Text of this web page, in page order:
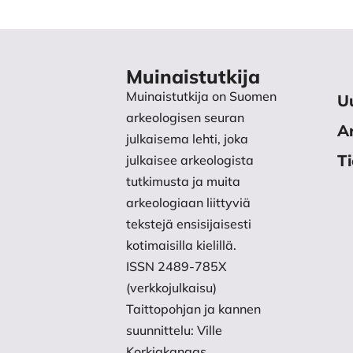
autonomian ajan lopulla. Pro
kulttuurin ja taiteen
Raike, E. 2017. Mies Tähtien
Satakunta XXXIV. Harjavalta:
Raike, E., Henttinen H. &
carving site, West Coast
Finland.
Raike, E. 2023 (käsikirjoitus):
Salo, U. 1962. Tyltyn
Muinaistutkija
Muinaistutkija on Suomen
arkeologisen seuran
julkaisema lehti, joka
julkaisee arkeologista
tutkimusta ja muita
arkeologiaan liittyviä
tekstejä ensisijaisesti
kotimaisilla kielillä.
ISSN 2489-785X
(verkkojulkaisu)
Taittopohjan ja kannen
suunnittelu: Ville